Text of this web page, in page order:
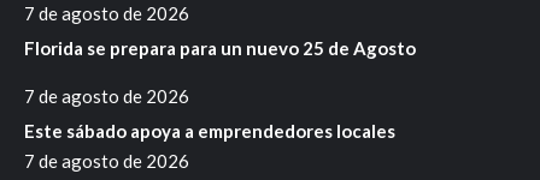
7 de agosto de 2026
Florida se prepara para un nuevo 25 de Agosto
7 de agosto de 2026
Este sábado apoya a emprendedores locales
7 de agosto de 2026